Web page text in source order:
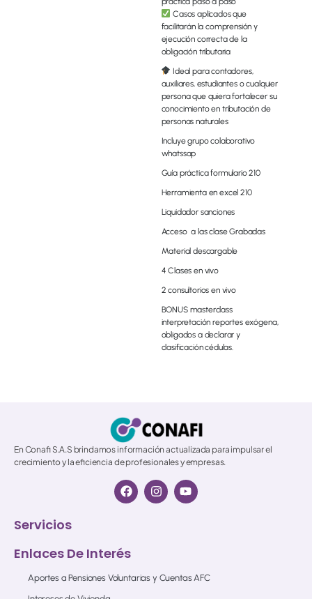
Casos aplicados que
facilitarán la comprensión y
ejecución correcta de la
obligación tributaria
Ideal para contadores,
auxiliares, estudiantes o cualquier
persona que quiera fortalecer su
conocimiento en tributación de
personas naturales
Incluye grupo colaborativo
whatssap
Guía práctica formulario 210
Herramienta en excel 210
Liquidador sanciones
Acceso a las clase Grabadas
Material descargable
4 Clases en vivo
2 consultorios en vivo
BONUS masterclass
interpretación reportes exógena,
obligados a declarar y
clasificación cédulas.
En Conafi S.A.S brindamos información actualizada para impulsar el
crecimiento y la eficiencia de profesionales y empresas.
Servicios
Enlaces De Interés
Aportes a Pensiones Voluntarias y Cuentas AFC